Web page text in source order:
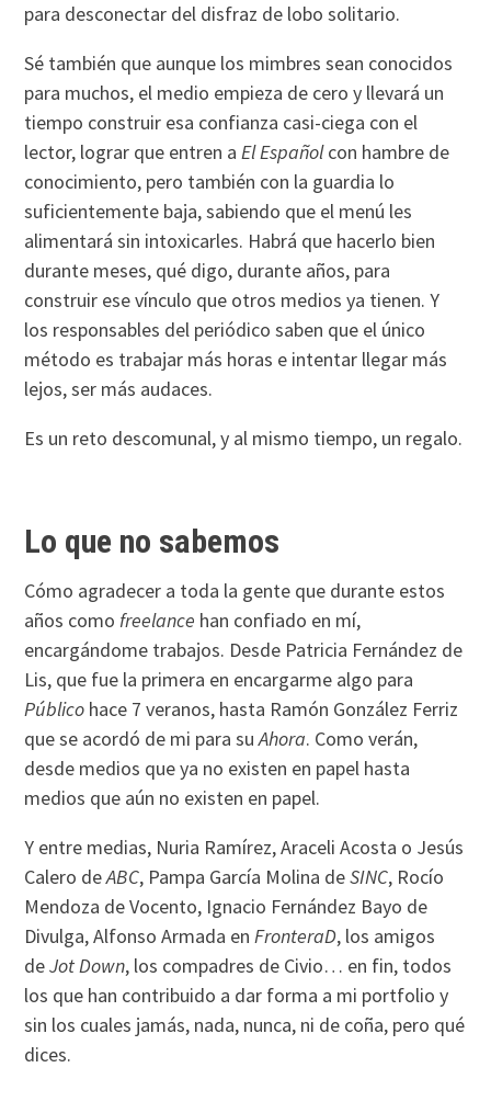
para desconectar del disfraz de lobo solitario.
Sé también que aunque los mimbres sean conocidos
para muchos, el medio empieza de cero y llevará un
tiempo construir esa confianza casi-ciega con el
lector, lograr que entren aEl Españolcon hambre de
conocimiento, pero también con la guardia lo
suficientemente baja, sabiendo que el menú les
alimentará sin intoxicarles. Habrá que hacerlo bien
durante meses, qué digo, durante años, para
construir ese vínculo que otros medios ya tienen. Y
los responsables del periódico saben que el único
método es trabajar más horas e intentar llegar más
lejos, ser más audaces.
Es un reto descomunal, y al mismo tiempo, un regalo.
Lo que no sabemos
Cómo agradecer a toda la gente que durante estos
años como freelance han confiado en mí,
encargándome trabajos. Desde Patricia Fernández de
Lis, que fue la primera en encargarme algo para
Público hace 7 veranos, hasta Ramón González Ferriz
que se acordó de mi para suAhora. Como verán,
desde medios que ya no existen en papel hasta
medios que aún no existen en papel.
Y entre medias, Nuria Ramírez, Araceli Acosta o Jesús
Calero deABC, Pampa García Molina deSINC, Rocío
Mendoza de Vocento, Ignacio Fernández Bayo de
Divulga, Alfonso Armada en FronteraD, los amigos
deJot Down, los compadres de Civio… en fin, todos
los que han contribuido a dar forma a mi portfolio y
sin los cuales jamás, nada, nunca, ni de coña, pero qué
dices.